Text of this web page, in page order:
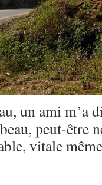
un ami m’a
peut-être
vitale